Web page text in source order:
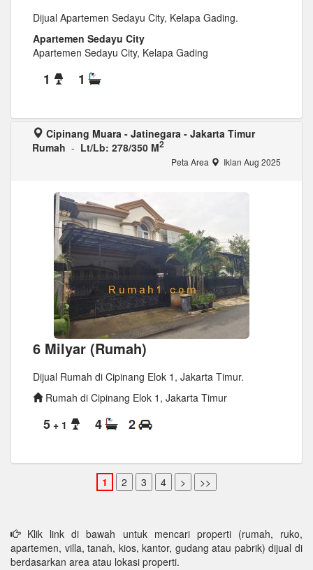
Dijual Apartemen Sedayu City, Kelapa Gading.
Apartemen Sedayu City
Apartemen Sedayu City, Kelapa Gading
1 1
Cipinang Muara - Jatinegara - Jakarta Timur
Rumah - Lt/Lb: 278/350 M2
Peta Area Iklan Aug 2025
6 Milyar (Rumah)
Dijual Rumah di Cipinang Elok 1, Jakarta Timur.
Rumah di Cipinang Elok 1, Jakarta Timur
5 + 1 4 2
Klik link di bawah untuk mencari properti (rumah, ruko,
apartemen, villa, tanah, kios, kantor, gudang atau pabrik) dijual di
berdasarkan area atau lokasi properti.